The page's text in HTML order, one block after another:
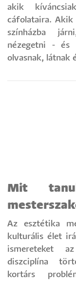
akik
cáfolataira. Akik
színházba
nézegetni - és
olvasnak, látnak
Mit
Az esztétika
kulturális élet
ismereteket
diszciplína
kortárs